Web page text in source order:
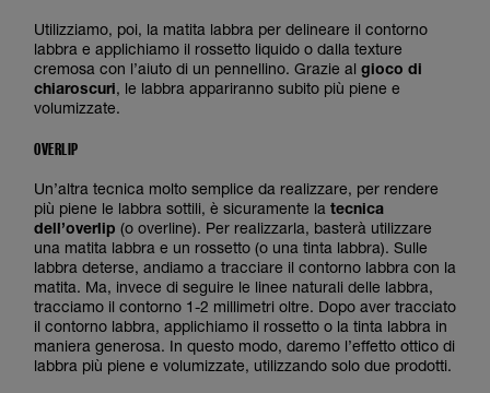
Utilizziamo, poi, la matita labbra per delineare il contorno
labbra e applichiamo il rossetto liquido o dalla texture
cremosa con l’aiuto di un pennellino. Grazie al gioco di
chiaroscuri, le labbra appariranno subito più piene e
volumizzate.
OVERLIP
Un’altra tecnica molto semplice da realizzare, per rendere
più piene le labbra sottili, è sicuramente la tecnica
dell’overlip (o overline). Per realizzarla, basterà utilizzare
una matita labbra e un rossetto (o una tinta labbra). Sulle
labbra deterse, andiamo a tracciare il contorno labbra con la
matita. Ma, invece di seguire le linee naturali delle labbra,
tracciamo il contorno 1-2 millimetri oltre. Dopo aver tracciato
il contorno labbra, applichiamo il rossetto o la tinta labbra in
maniera generosa. In questo modo, daremo l’effetto ottico di
labbra più piene e volumizzate, utilizzando solo due prodotti.